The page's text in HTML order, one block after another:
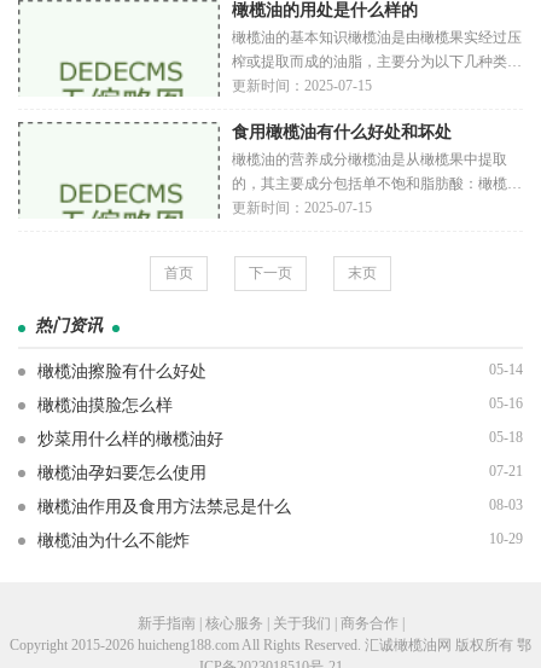
光泽
橄榄油的用处是什么样的
橄榄油的基本知识橄榄油是由橄榄果实经过压
榨或提取而成的油脂，主要分为以下几种类型
特级初榨橄榄油：由新鲜橄榄果实冷压而成，
气。初
更新时间：2025-07-15
食用橄榄油有什么好处和坏处
橄榄油的营养成分橄榄油是从橄榄果中提取
的，其主要成分包括单不饱和脂肪酸：橄榄油
中大约70-80%的脂肪是单不饱和脂肪酸，尤
白（LDL）
更新时间：2025-07-15
首页 下一页 末页
热门资讯
橄榄油擦脸有什么好处 05-14
橄榄油摸脸怎么样 05-16
炒菜用什么样的橄榄油好 05-18
橄榄油孕妇要怎么使用 07-21
橄榄油作用及食用方法禁忌是什么 08-03
橄榄油为什么不能炸 10-29
新手指南 | 核心服务 | 关于我们 | 商务合作 |
Copyright 2015-2026 huicheng188.com All Rights Reserved. 汇诚橄榄油网 版权所有 鄂